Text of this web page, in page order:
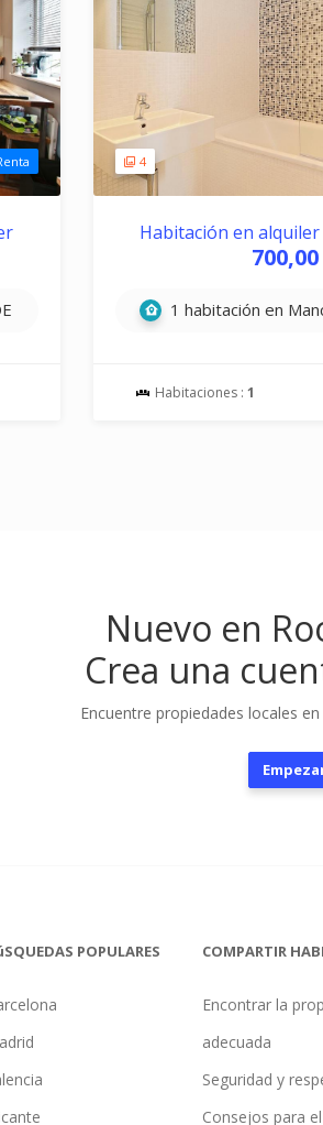
4
Habitación en
1 habitación en
Habitaciones :1
Nuevo en
Crea una
Encuentre propiedades locales
POPULARES COMPARTIR
Encontrar la
adecuada
Seguridad y
Consejos para